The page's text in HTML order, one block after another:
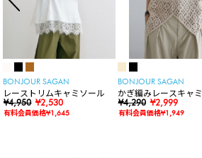
BONJOUR SAGAN
レーストリムキャミソール
¥4,950 ¥2,530
有料会員価格¥1,645
BONJOUR SAGAN
かぎ編みレースキャミ
ェ
¥4,290 ¥2,999
有料会員価格¥1,949